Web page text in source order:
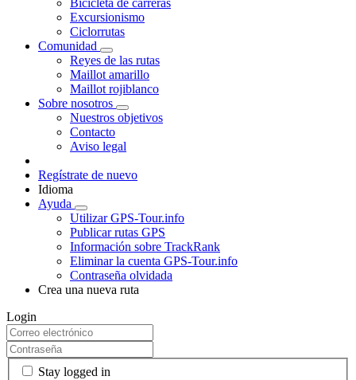
Excursionismo
Ciclorrutas
Comunidad
Reyes de las rutas
Maillot amarillo
Maillot rojiblanco
Sobre nosotros
Nuestros objetivos
Contacto
Aviso legal
Regístrate de nuevo
Idioma
Ayuda
Utilizar GPS-Tour.info
Publicar rutas GPS
Información sobre TrackRank
Eliminar la cuenta GPS-Tour.info
Contraseña olvidada
Crea una nueva ruta
Login
Stay logged in